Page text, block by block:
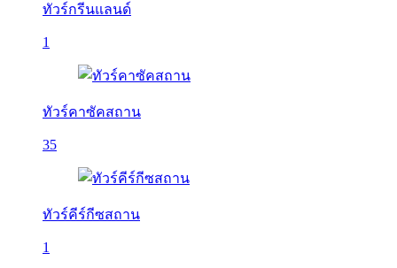
ทัวร์กรีนแลนด์
1
ทัวร์คาซัคสถาน
35
ทัวร์คีร์กีซสถาน
1